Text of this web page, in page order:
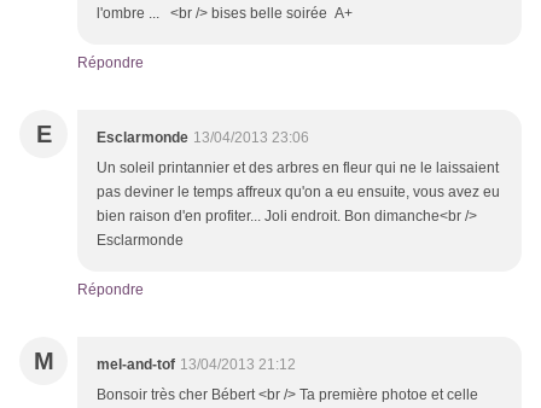
l'ombre ... <br /> bises belle soirée A+
Répondre
E Esclarmonde 13/04/2013 23:06
Un soleil printannier et des arbres en fleur qui ne le laissaient
pas deviner le temps affreux qu'on a eu ensuite, vous avez eu
bien raison d'en profiter... Joli endroit. Bon dimanche<br />
Esclarmonde
Répondre
M mel-and-tof 13/04/2013 21:12
Bonsoir très cher Bébert <br /> Ta première photoe et celle